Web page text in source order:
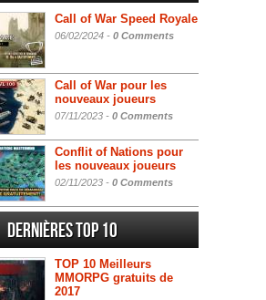
Call of War Speed Royale
06/02/2024 - 0 Comments
Call of War pour les
nouveaux joueurs
07/11/2023 - 0 Comments
Conflit of Nations pour
les nouveaux joueurs
02/11/2023 - 0 Comments
Dernières Top 10
TOP 10 Meilleurs
MMORPG gratuits de
2017